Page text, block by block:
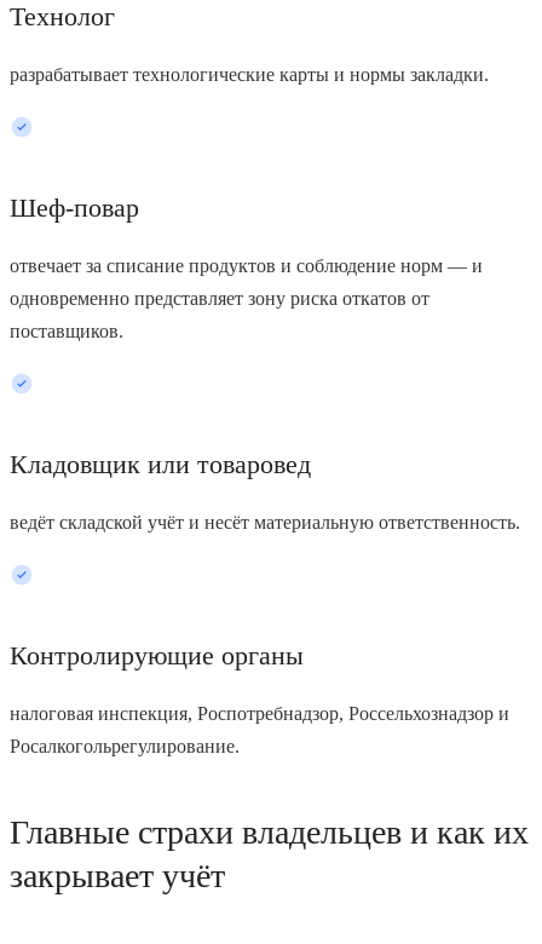
Технолог
разрабатывает технологические карты и нормы закладки.
Шеф-повар
отвечает за списание продуктов и соблюдение норм — и
одновременно представляет зону риска откатов от
поставщиков.
Кладовщик или товаровед
ведёт складской учёт и несёт материальную ответственность.
Контролирующие органы
налоговая инспекция, Роспотребнадзор, Россельхознадзор и
Росалкогольрегулирование.
Главные страхи владельцев и как их
закрывает учёт